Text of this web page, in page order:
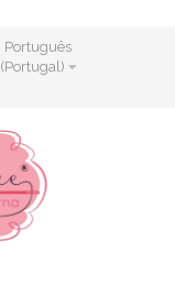
Português
(Portugal)